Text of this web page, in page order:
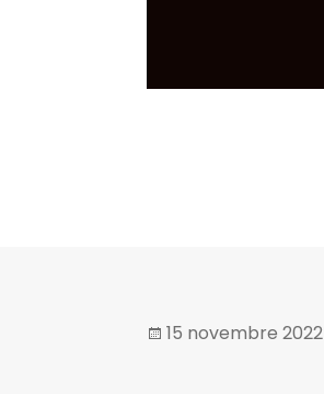
15 novembre 2022